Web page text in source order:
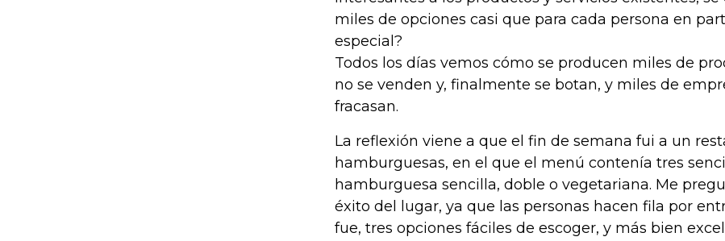
miles de opciones casi que para cada persona en
especial?
Todos los días vemos cómo se producen miles de
no se venden y, finalmente se botan, y miles de
fracasan.
La reflexión viene a que el fin de semana fui a un
hamburguesas, en el que el menú contenía tres
hamburguesa sencilla, doble o vegetariana. Me
éxito del lugar, ya que las personas hacen fila por
fue, tres opciones fáciles de escoger, y más bien